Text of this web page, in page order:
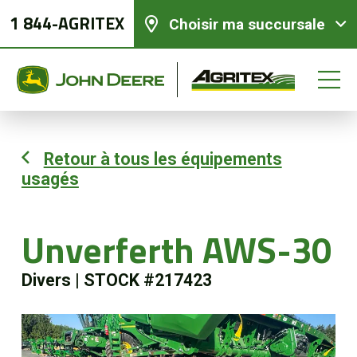
1 844-AGRITEX Choisir ma succursale
Retour à tous les équipements
usagés
Unverferth AWS-30
Divers STOCK #217423
Équipements neufs
Équipements usagés
Pièces et services
Agriculture de précision